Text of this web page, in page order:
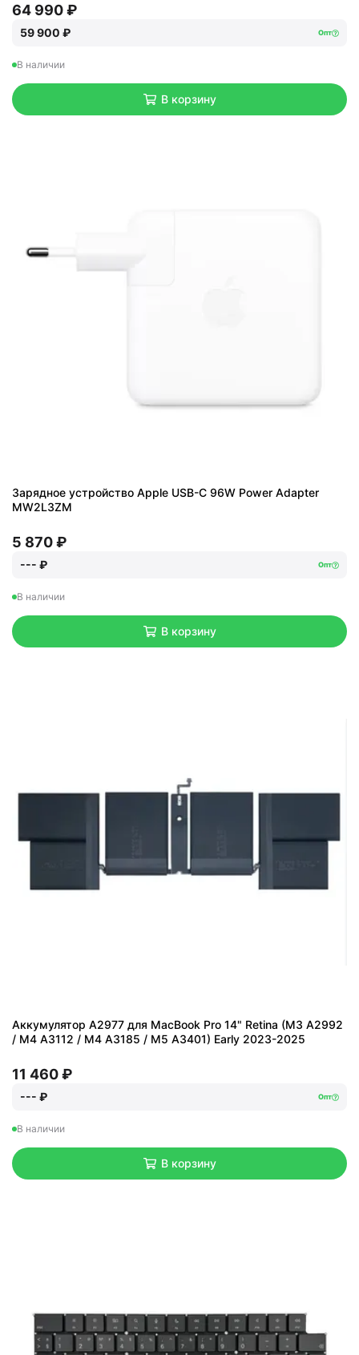
64 990 ₽
59 900 ₽ Опт
В наличии
В корзину
Зарядное устройство Apple USB-C 96W Power Adapter
MW2L3ZM
5 870 ₽
--- ₽ Опт
В наличии
В корзину
Аккумулятор A2977 для MacBook Pro 14" Retina (M3 A2992
/ M4 A3112 / M4 A3185 / M5 A3401) Early 2023-2025
11 460 ₽
--- ₽ Опт
В наличии
В корзину